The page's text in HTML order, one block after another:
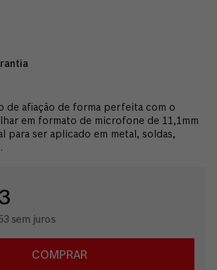
de afiação de forma perfeita com o
em formato de microfone de 11,1mm
para ser aplicado em metal, soldas,
sem juros
COMPRAR